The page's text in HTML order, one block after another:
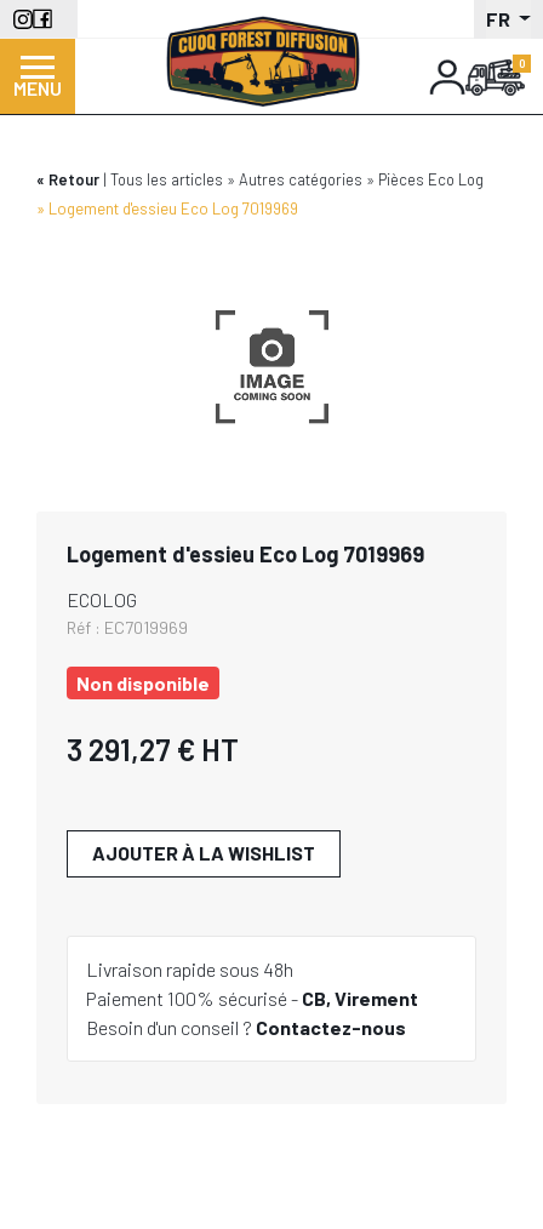
Aller
au
contenu
principal
FR
MENU
Retour Tous les articles Autres catégories
Pièces Eco Log
Logement d'essieu Eco Log 7019969
Logement d'essieu Eco Log 7019969
ECOLOG
Réf : EC7019969
Non disponible
3 291,27 € HT
AJOUTER À LA WISHLIST
Livraison rapide sous 48h
Paiement 100% sécurisé - CB, Virement
Besoin d'un conseil ? Contactez-nous